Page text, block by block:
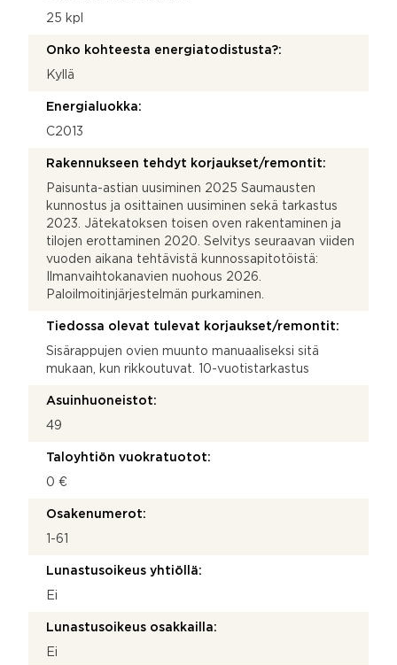
25 kpl
Onko kohteesta energiatodistusta?:
Kyllä
Energialuokka:
C2013
Rakennukseen tehdyt korjaukset/remontit:
Paisunta-astian uusiminen 2025 Saumausten
kunnostus ja osittainen uusiminen sekä tarkastus
2023. Jätekatoksen toisen oven rakentaminen ja
tilojen erottaminen 2020. Selvitys seuraavan viiden
vuoden aikana tehtävistä kunnossapitotöistä:
Ilmanvaihtokanavien nuohous 2026.
Paloilmoitinjärjestelmän purkaminen.
Tiedossa olevat tulevat korjaukset/remontit:
Sisärappujen ovien muunto manuaaliseksi sitä
mukaan, kun rikkoutuvat. 10-vuotistarkastus
Asuinhuoneistot:
49
Taloyhtiön vuokratuotot:
0 €
Osakenumerot:
1-61
Lunastusoikeus yhtiöllä:
Ei
Lunastusoikeus osakkailla:
Ei